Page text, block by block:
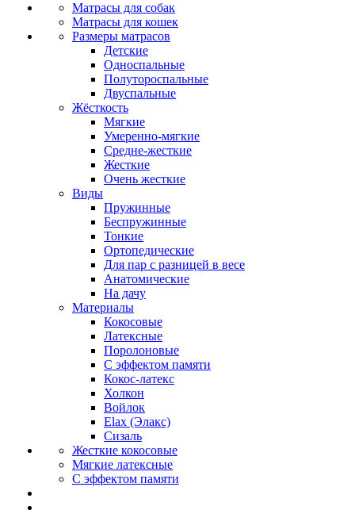
Матрасы для собак
Матрасы для кошек
Размеры матрасов
Детские
Односпальные
Полутороспальные
Двуспальные
Жёсткость
Мягкие
Умеренно-мягкие
Средне-жесткие
Жесткие
Очень жесткие
Виды
Пружинные
Беспружинные
Тонкие
Ортопедические
Для пар с разницей в весе
Анатомические
На дачу
Материалы
Кокосовые
Латексные
Поролоновые
С эффектом памяти
Кокос-латекс
Холкон
Войлок
Elax (Элакс)
Сизаль
Жесткие кокосовые
Мягкие латексные
С эффектом памяти